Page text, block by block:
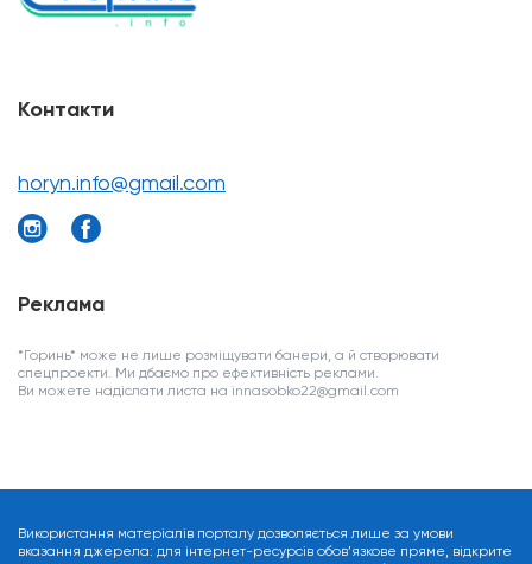
Контакти
horyn.info@gmail.com
Реклама
*Горинь* може не лише розміщувати банери, а й створювати
спецпроекти. Ми дбаємо про ефективність реклами.
Ви можете надіслати листа на innasobko22@gmail.com
Використання матеріалів порталу дозволяється лише за умови
вказання джерела: для інтернет-ресурсів обов’язкове пряме, відкрите